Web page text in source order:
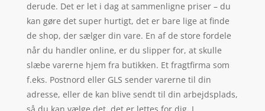
derude. Det er let i dag at sammenligne priser – du
kan gøre det super hurtigt, det er bare lige at finde
de shop, der sælger din vare. En af de store fordele
når du handler online, er du slipper for, at skulle
slæbe varerne hjem fra butikken. Et fragtfirma som
f.eks. Postnord eller GLS sender varerne til din
adresse, eller de kan blive sendt til din arbejdsplads,